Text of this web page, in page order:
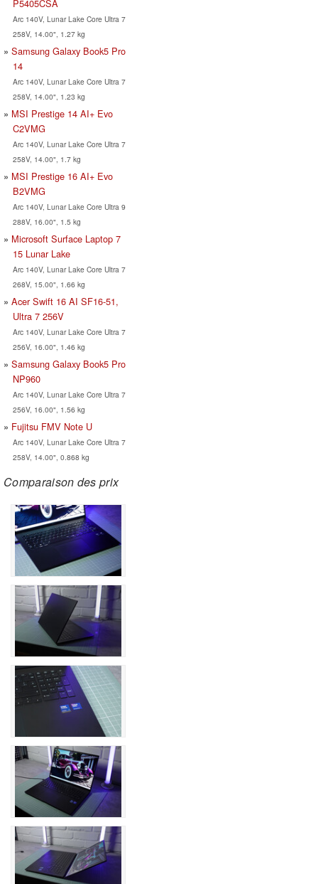
P5405CSA
Arc 140V, Lunar Lake Core Ultra 7
258V, 14.00", 1.27 kg
Samsung Galaxy Book5 Pro
14
Arc 140V, Lunar Lake Core Ultra 7
258V, 14.00", 1.23 kg
MSI Prestige 14 AI+ Evo
C2VMG
Arc 140V, Lunar Lake Core Ultra 7
258V, 14.00", 1.7 kg
MSI Prestige 16 AI+ Evo
B2VMG
Arc 140V, Lunar Lake Core Ultra 9
288V, 16.00", 1.5 kg
Microsoft Surface Laptop 7
15 Lunar Lake
Arc 140V, Lunar Lake Core Ultra 7
268V, 15.00", 1.66 kg
Acer Swift 16 AI SF16-51,
Ultra 7 256V
Arc 140V, Lunar Lake Core Ultra 7
256V, 16.00", 1.46 kg
Samsung Galaxy Book5 Pro
NP960
Arc 140V, Lunar Lake Core Ultra 7
256V, 16.00", 1.56 kg
Fujitsu FMV Note U
Arc 140V, Lunar Lake Core Ultra 7
258V, 14.00", 0.868 kg
Comparaison des prix